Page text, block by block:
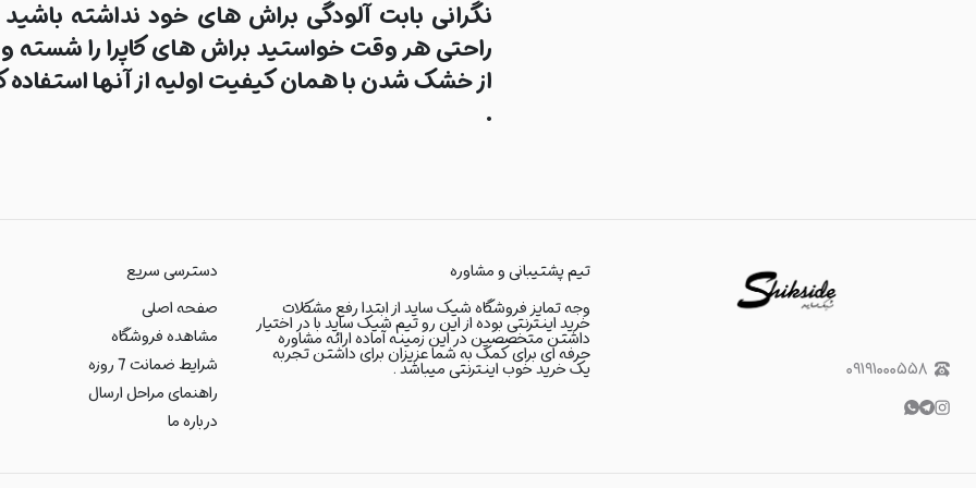
نگرانی بابت آلودگی براش های خود نداشته باشید
راحتی هر وقت خواستید براش های کاپرا را شسته
از خشک شدن با همان کیفیت اولیه از آنها استفاده
.
۰۹۱۹۱۰۰۰۵۵۸
تیم پشتیبانی و مشاوره
وجه تمایز فروشگاه شیک ساید از ابتدا رفع مشکلات
خرید اینترنتی بوده از این رو تیم شیک ساید با در اختیار
داشتن متخصصین در این زمینه آماده ارائه مشاوره
حرفه ای برای کمک به شما عزیزان برای داشتن تجربه
یک خرید خوب اینترنتی میباشد .
دسترسی سریع
صفحه اصلی
مشاهده فروشگاه
شرایط ضمانت 7 روزه
راهنمای مراحل ارسال
درباره ما